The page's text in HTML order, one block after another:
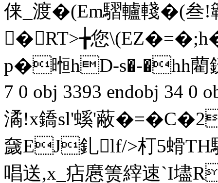
俫_渡�(Em騽轤輚�(叁
�RT>╆您
p�暅hD-s�-�hh藺
7 0 obj 3393 endobj 34 0
潏!x鐈sl'螇'蔽
奯EJ釓lf/>朾5螖TH
唱送,x_痁懬箦縡速`I壗